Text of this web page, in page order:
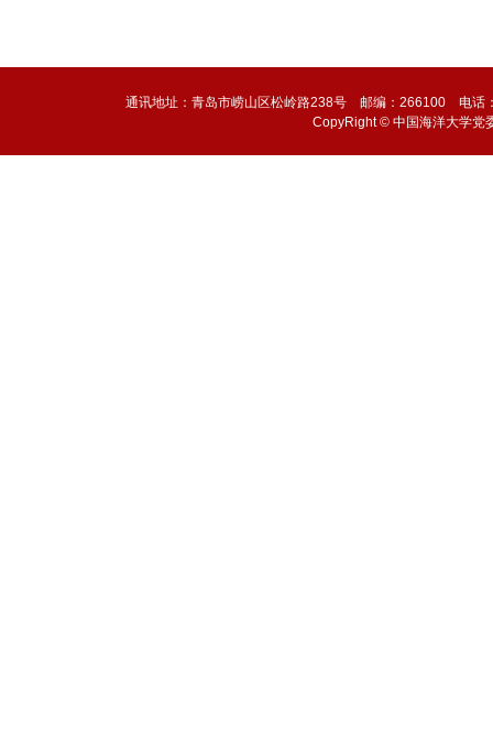
通讯地址：青岛市崂山区松岭路238号 邮编：266100 电
CopyRight © 中国海洋大学党